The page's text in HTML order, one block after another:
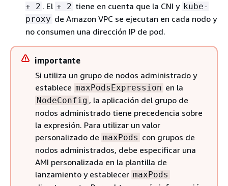
+ 2 . El + 2 tiene en cuenta que la CNI y kube-
proxy de Amazon VPC se ejecutan en cada nodo y
no consumen una dirección IP de pod.
importante
Si utiliza un grupo de nodos administrado y
establece maxPodsExpression en la
NodeConfig , la aplicación del grupo de
nodos administrado tiene precedencia sobre
la expresión. Para utilizar un valor
personalizado de maxPods con grupos de
nodos administrados, debe especificar una
AMI personalizada en la plantilla de
lanzamiento y establecer maxPods